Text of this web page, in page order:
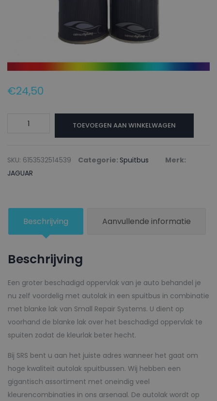
€24,50
JAGUAR
Blanke
lak
CORRIS/AMMONITE
GREY
-
aantal
TOEVOEGEN AAN WINKELWAGEN
SKU: 6153532514539 Categorie: Spuitbus
Merk:
JAGUAR
Beschrijving Aanvullende informatie
Beschrijving
Een groter beschadigd oppervlak van je auto behandel je
nu zelf voordelig met autolak in een spuitbus in combinatie
met blanke lak van Small Repair Systems. U dient op
voorhand de blanke lak over het beschadigd oppervlak te
spuiten zodat de kleurlak beter hecht.
Bij SRS bent u aan het juiste adres wanneer het gaat om
hoge kwaliteit autolak spuitbussen. Wij hebben een
gigantisch assortiment met oneindig veel
kleurencombinaties in ons arsenaal. De autolak wordt op